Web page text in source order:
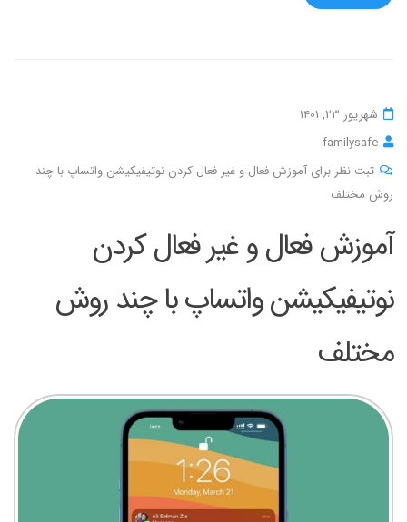
شهریور 23, 1401
familysafe
ثبت نظر برای آموزش فعال و غیر فعال کردن نوتیفیکیشن واتساپ با چند
روش مختلف
آموزش فعال و غیر فعال کردن
نوتیفیکیشن واتساپ با چند روش
مختلف